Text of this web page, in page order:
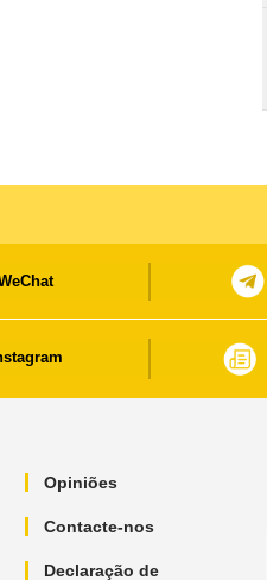
Opiniões
Contacte-nos
Declaração de